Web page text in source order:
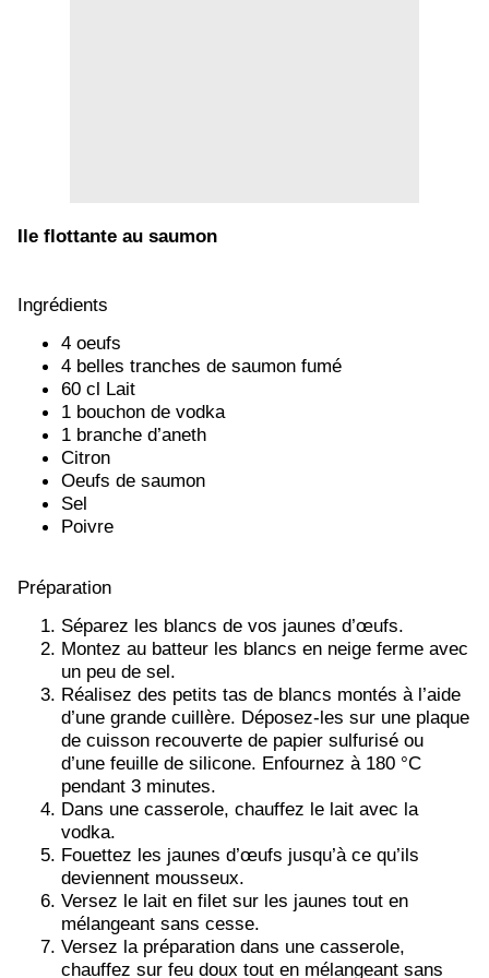
Ile flottante au saumon
Ingrédients
4 oeufs
4 belles tranches de saumon fumé
60 cl Lait
1 bouchon de vodka
1 branche d’aneth
Citron
Oeufs de saumon
Sel
Poivre
Préparation
Séparez les blancs de vos jaunes d’œufs.
Montez au batteur les blancs en neige ferme avec
un peu de sel.
Réalisez des petits tas de blancs montés à l’aide
d’une grande cuillère. Déposez-les sur une plaque
de cuisson recouverte de papier sulfurisé ou
d’une feuille de silicone. Enfournez à 180 °C
pendant 3 minutes.
Dans une casserole, chauffez le lait avec la
vodka.
Fouettez les jaunes d’œufs jusqu’à ce qu’ils
deviennent mousseux.
Versez le lait en filet sur les jaunes tout en
mélangeant sans cesse.
Versez la préparation dans une casserole,
chauffez sur feu doux tout en mélangeant sans